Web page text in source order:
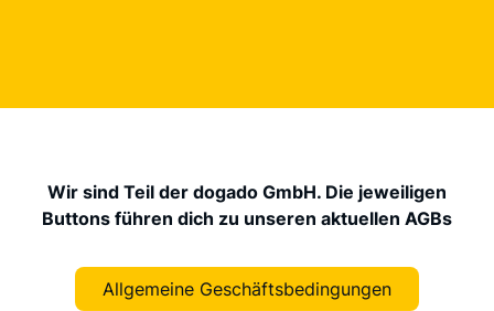
Wir sind Teil der dogado GmbH. Die jeweiligen
Buttons führen dich zu unseren aktuellen AGBs
Allgemeine Geschäftsbedingungen